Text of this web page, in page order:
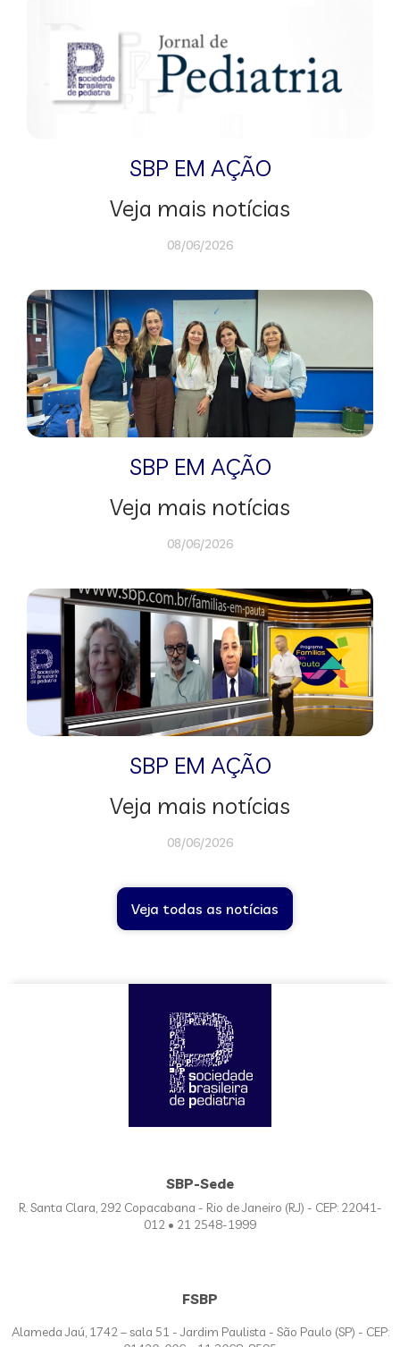
SBP EM AÇÃO
Veja mais notícias
08/06/2026
SBP EM AÇÃO
Veja mais notícias
08/06/2026
SBP EM AÇÃO
Veja mais notícias
08/06/2026
Veja todas as notícias
SBP-Sede
R. Santa Clara, 292 Copacabana - Rio de Janeiro (RJ) - CEP: 22041-
012 • 21 2548-1999
FSBP
Alameda Jaú, 1742 – sala 51 - Jardim Paulista - São Paulo (SP) - CEP: